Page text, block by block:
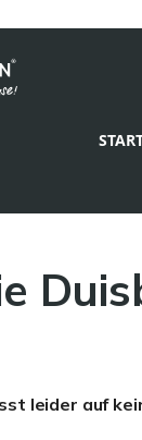
leider auf